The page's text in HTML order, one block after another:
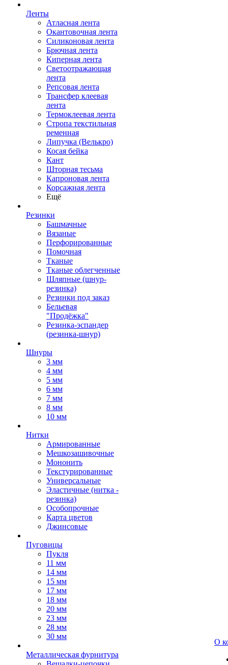
Ленты
Атласная лента
Окантовочная лента
Силиконовая лента
Брючная лента
Киперная лента
Светоотражающая
лента
Репсовая лента
Трансфер клеевая
лента
Термоклеевая лента
Стропа текстильная
ременная
Липучка (Велькро)
Косая бейка
Кант
Шторная тесьма
Капроновая лента
Корсажная лента
Ещё
Резинки
Башмачные
Вязаные
Перфорированные
Помочная
Тканые
Тканые облегченные
Шляпные (шнур-
резинка)
Резинки под заказ
Бельевая
"Продёжка"
Резинка-эспандер
(резинка-шнур)
Шнуры
3 мм
4 мм
5 мм
6 мм
7 мм
8 мм
10 мм
Нитки
Армированные
Мешкозашивочные
Мононить
Текстурированные
Универсальные
Эластичные (нитка -
резинка)
Особопрочные
Карта цветов
Джинсовые
Пуговицы
Пукля
11 мм
14 мм
15 мм
17 мм
18 мм
20 мм
23 мм
28 мм
30 мм
Металлическая фурнитура
О